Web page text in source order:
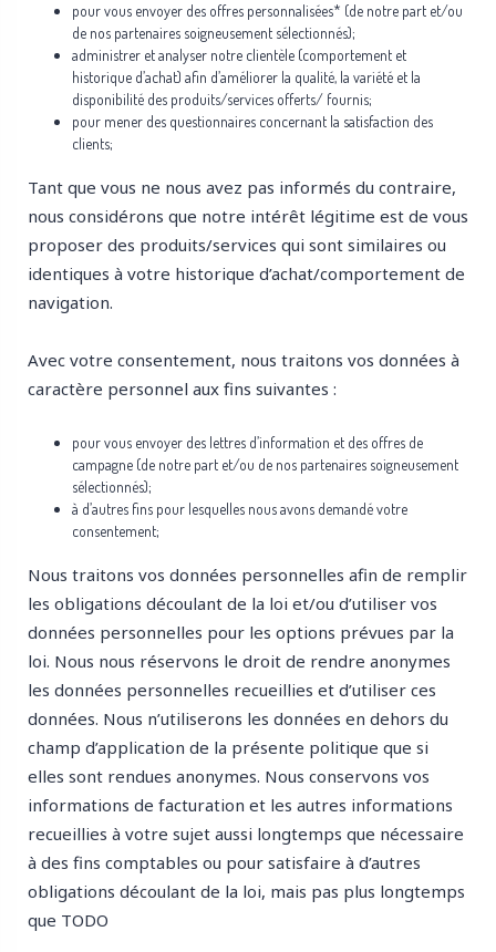
pour vous envoyer des offres personnalisées* (de notre part et/ou
de nos partenaires soigneusement sélectionnés);
administrer et analyser notre clientèle (comportement et
historique d’achat) afin d’améliorer la qualité, la variété et la
disponibilité des produits/services offerts/ fournis;
pour mener des questionnaires concernant la satisfaction des
clients;
Tant que vous ne nous avez pas informés du contraire,
nous considérons que notre intérêt légitime est de vous
proposer des produits/services qui sont similaires ou
identiques à votre historique d’achat/comportement de
navigation.
Avec votre consentement, nous traitons vos données à
caractère personnel aux fins suivantes :
pour vous envoyer des lettres d’information et des offres de
campagne (de notre part et/ou de nos partenaires soigneusement
sélectionnés);
à d’autres fins pour lesquelles nous avons demandé votre
consentement;
Nous traitons vos données personnelles afin de remplir
les obligations découlant de la loi et/ou d’utiliser vos
données personnelles pour les options prévues par la
loi. Nous nous réservons le droit de rendre anonymes
les données personnelles recueillies et d’utiliser ces
données. Nous n’utiliserons les données en dehors du
champ d’application de la présente politique que si
elles sont rendues anonymes. Nous conservons vos
informations de facturation et les autres informations
recueillies à votre sujet aussi longtemps que nécessaire
à des fins comptables ou pour satisfaire à d’autres
obligations découlant de la loi, mais pas plus longtemps
que TODO